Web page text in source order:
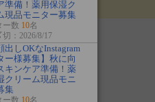
準備！薬用保湿ク
現品モニター募集
ー数 10名
切：2026/8/17
出しOKなInstagram
ー様募集】秋に向
キンケア準備！薬
クリーム現品モニ
集
ー数 10名